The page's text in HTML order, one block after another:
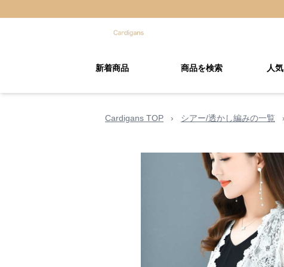
新着商品 商品を検索 人
Cardigans TOP › シアー/透かし編みの一覧 ›